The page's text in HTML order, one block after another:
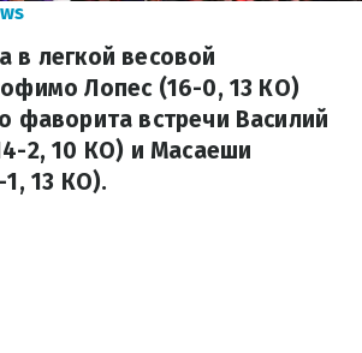
в легкой весовой
Лопес (16-0, 13 КО)
фаворита встречи Василий
2, 10 КО) и Масаеши
13 КО).